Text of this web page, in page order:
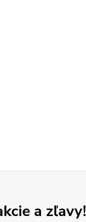
a zľavy!